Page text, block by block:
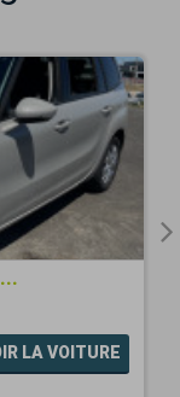
LA VOITURE